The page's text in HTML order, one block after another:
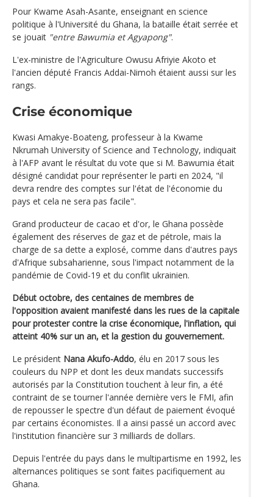
Pour Kwame Asah-Asante, enseignant en science
politique à l'Université du Ghana, la bataille était serrée et
se jouait "entre Bawumia et Agyapong".
L'ex-ministre de l'Agriculture Owusu Afriyie Akoto et
l'ancien député Francis Addai-Nimoh étaient aussi sur les
rangs.
Crise économique
Kwasi Amakye-Boateng, professeur à la Kwame
Nkrumah University of Science and Technology, indiquait
à l'AFP avant le résultat du vote que si M. Bawumia était
désigné candidat pour représenter le parti en 2024, "il
devra rendre des comptes sur l'état de l'économie du
pays et cela ne sera pas facile".
Grand producteur de cacao et d'or, le Ghana possède
également des réserves de gaz et de pétrole, mais la
charge de sa dette a explosé, comme dans d'autres pays
d'Afrique subsaharienne, sous l'impact notamment de la
pandémie de Covid-19 et du conflit ukrainien.
Début octobre, des centaines de membres de
l'opposition avaient manifesté dans les rues de la capitale
pour protester contre la crise économique, l'inflation, qui
atteint 40% sur un an, et la gestion du gouvernement.
Le président Nana Akufo-Addo, élu en 2017 sous les
couleurs du NPP et dont les deux mandats successifs
autorisés par la Constitution touchent à leur fin, a été
contraint de se tourner l'année dernière vers le FMI, afin
de repousser le spectre d'un défaut de paiement évoqué
par certains économistes. Il a ainsi passé un accord avec
l'institution financière sur 3 milliards de dollars.
Depuis l'entrée du pays dans le multipartisme en 1992, les
alternances politiques se sont faites pacifiquement au
Ghana.